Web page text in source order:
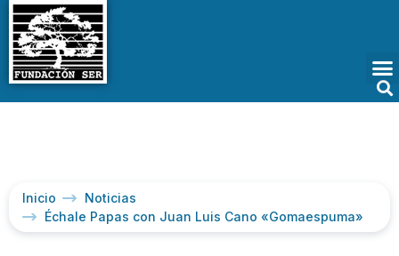
Inicio
Noticias
Échale Papas con Juan Luis Cano «Gomaespuma»